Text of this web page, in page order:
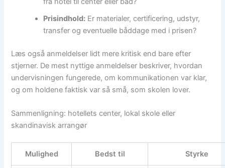
Prisindhold: Er materialer, certificering, udstyr,
transfer og eventuelle båddage med i prisen?
Læs også anmeldelser lidt mere kritisk end bare efter
stjerner. De mest nyttige anmeldelser beskriver, hvordan
undervisningen fungerede, om kommunikationen var klar,
og om holdene faktisk var så små, som skolen lover.
Sammenligning: hotellets center, lokal skole eller
skandinavisk arrangør
Mulighed Bedst til Styrke